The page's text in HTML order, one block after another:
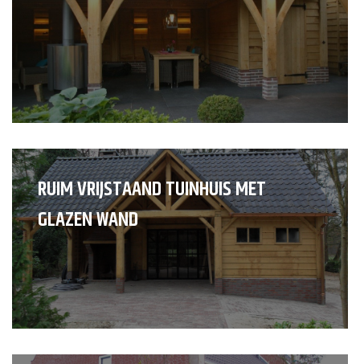
RUIM VRIJSTAAND TUINHUIS MET
GLAZEN WAND